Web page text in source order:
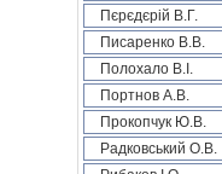
Пєрєдєрій В.Г.
Писаренко В.В.
Полохало В.І.
Портнов А.В.
Прокопчук Ю.В.
Радковський О.В.